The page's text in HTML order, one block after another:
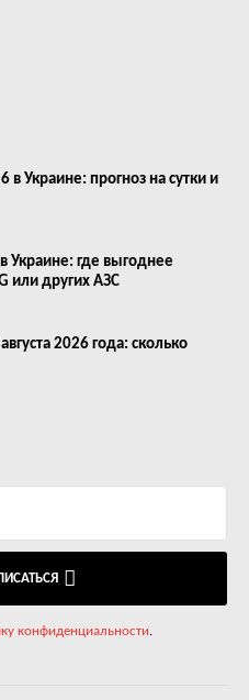
в Украине: прогноз на сутки и
Украине: где выгоднее
или других АЗС
2026 года: сколько
конфиденциальности.